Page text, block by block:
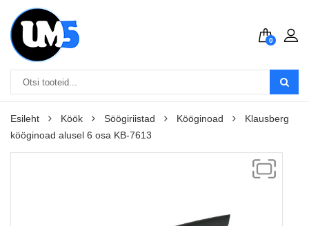
0
Esileht Köök Söögiriistad Kööginoad
Klausberg
kööginoad alusel 6 osa KB-7613